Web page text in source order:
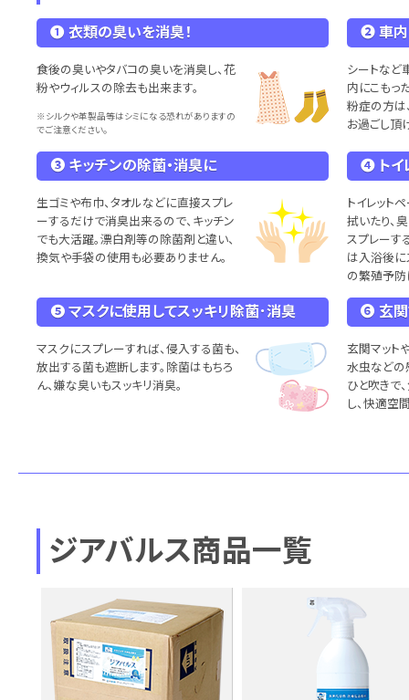
❶ 衣類の臭いを消臭！
食後の臭いやタバコの臭いを消臭し、花
粉やウィルスの除去も出来ます。
※シルクや革製品等はシミになる恐れがありますの
でご注意ください。
❷ 車内
シートなど
内にこもっ
粉症の方は
お過ごし頂
❸ キッチンの除菌・消臭に
生ゴミや布巾、タオルなどに直接スプレ
ーするだけで消臭出来るので、キッチン
でも大活躍。漂白剤等の除菌剤と違い、
換気や手袋の使用も必要ありません。
❹ トイ
トイレット
拭いたり、
スプレーす
は入浴後に
の繁殖予防
❺ マスクに使用してスッキリ除菌･消臭
マスクにスプレーすれば、侵入する菌も、
放出する菌も遮断します。除菌はもちろ
ん、嫌な臭いもスッキリ消臭。
❻ 玄関
玄関マット
水虫などの
ひと吹きで
し、快適空
ジアバルス商品一覧